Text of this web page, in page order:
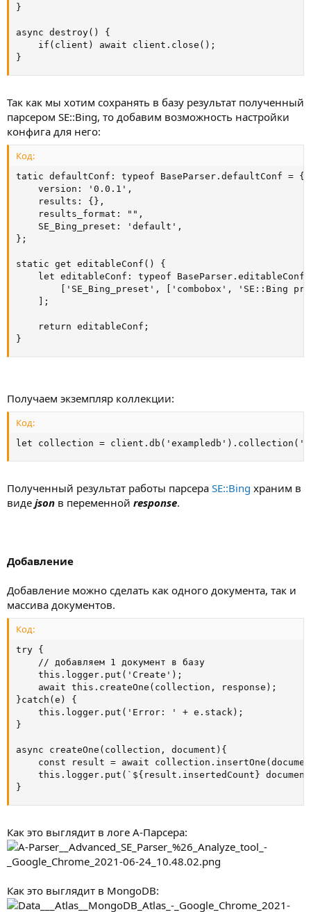
}
async destroy() {
    if(client) await client.close();
}
Так как мы хотим сохранять в базу результат полученный
парсером SE::Bing, то добавим возможность настройки
конфига для него:
Код:
tatic defaultConf: typeof BaseParser.defaultConf = {
    version: '0.0.1',
    results: {},
    results_format: "",
    SE_Bing_preset: 'default',
};
static get editableConf() {
let editableConf: typeof BaseParser.editableConf
['SE_Bing_preset', ['combobox', 'SE::Bing
    ];
    return editableConf;
}
Получаем экземпляр коллекции:
Код:
let collection =
Полученный результат работы парсера SE::Bing храним в
виде json в переменной response.
Добавление
Добавление можно сделать как одного документа, так и
массива документов.
Код:
try {
    // добавляем 1 документ в базу
    this.logger.put('Create');
    await this.createOne(collection, response);
}catch(e) {
    this.logger.put('Error: ' + e.stack);
}
async createOne(collection, document){
const result = await
this.logger.put(`${result.insertedCount}
}
Как это выглядит в логе А-Парсера:
Как это выглядит в MongoDB: